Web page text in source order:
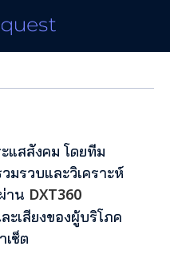
แสสังคม โดยทีม
มรวบและวิเคราะห์
าน DXT360
เสียงของผู้บริโภค
ซ็ต